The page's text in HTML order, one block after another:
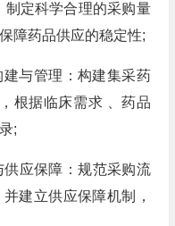
制定科学合理的采购量
障药品供应的稳定性;
与管理：构建集采药
根据临床需求 、药品
;
应保障：规范采购流
建立供应保障机制，